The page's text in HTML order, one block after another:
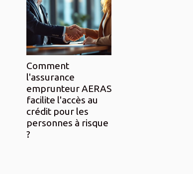
Comment
l'assurance
emprunteur AERAS
facilite l'accès au
crédit pour les
personnes à risque
?